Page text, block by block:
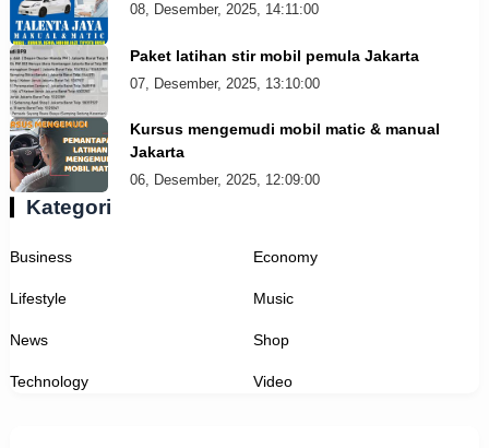
08, Desember, 2025, 14:11:00
Paket latihan stir mobil pemula Jakarta
07, Desember, 2025, 13:10:00
Kursus mengemudi mobil matic & manual
Jakarta
06, Desember, 2025, 12:09:00
Kategori
Business Economy
Lifestyle Music
News Shop
Technology Video